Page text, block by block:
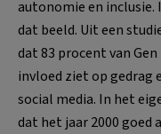
autonomie en
dat beeld. Uit een
dat 83 procent van
invloed ziet op gedrag
social media. In het
dat het jaar 2000 goed